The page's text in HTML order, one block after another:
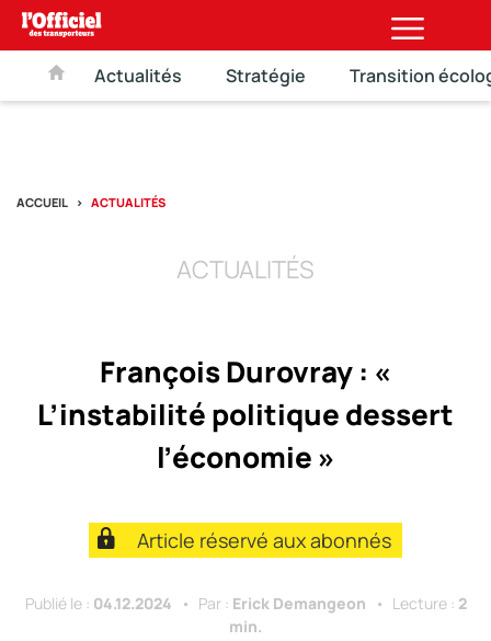
Actualités Stratégie Transition
ACCUEIL ACTUALITÉS
ACTUALITÉS
François Durovray : «
L’instabilité politique dessert
l’économie »
Article réservé aux abonnés
Publié le : 04.12.2024 Par : Erick Demangeon Lecture : 2
min.